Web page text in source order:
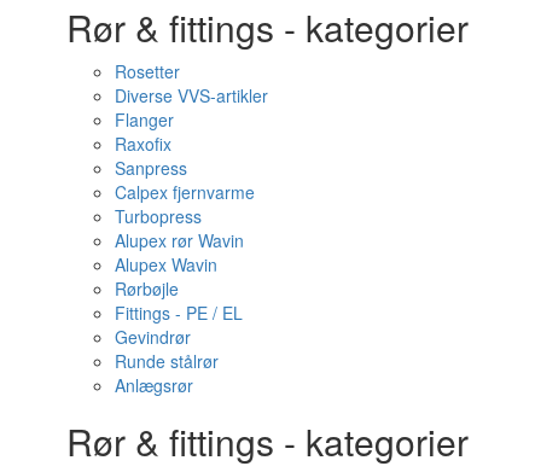
Rør & fittings - kategorier
Rosetter
Diverse VVS-artikler
Flanger
Raxofix
Sanpress
Calpex fjernvarme
Turbopress
Alupex rør Wavin
Alupex Wavin
Rørbøjle
Fittings - PE / EL
Gevindrør
Runde stålrør
Anlægsrør
Rør & fittings - kategorier